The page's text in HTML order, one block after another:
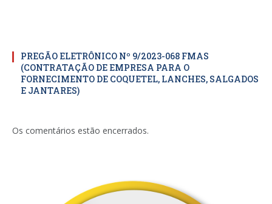
PREGÃO ELETRÔNICO Nº 9/2023-068 FMAS
(CONTRATAÇÃO DE EMPRESA PARA O
FORNECIMENTO DE COQUETEL, LANCHES, SALGADOS
E JANTARES)
Os comentários estão encerrados.